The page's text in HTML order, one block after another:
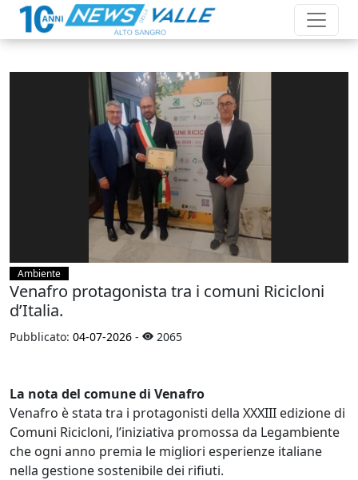
Ambiente
Venafro protagonista tra i comuni Ricicloni
d’Italia.
Pubblicato: 04-07-2026 - 2065
La nota del comune di Venafro
Venafro è stata tra i protagonisti della XXXIII edizione di
Comuni Ricicloni, l’iniziativa promossa da Legambiente
che ogni anno premia le migliori esperienze italiane
nella gestione sostenibile dei rifiuti.